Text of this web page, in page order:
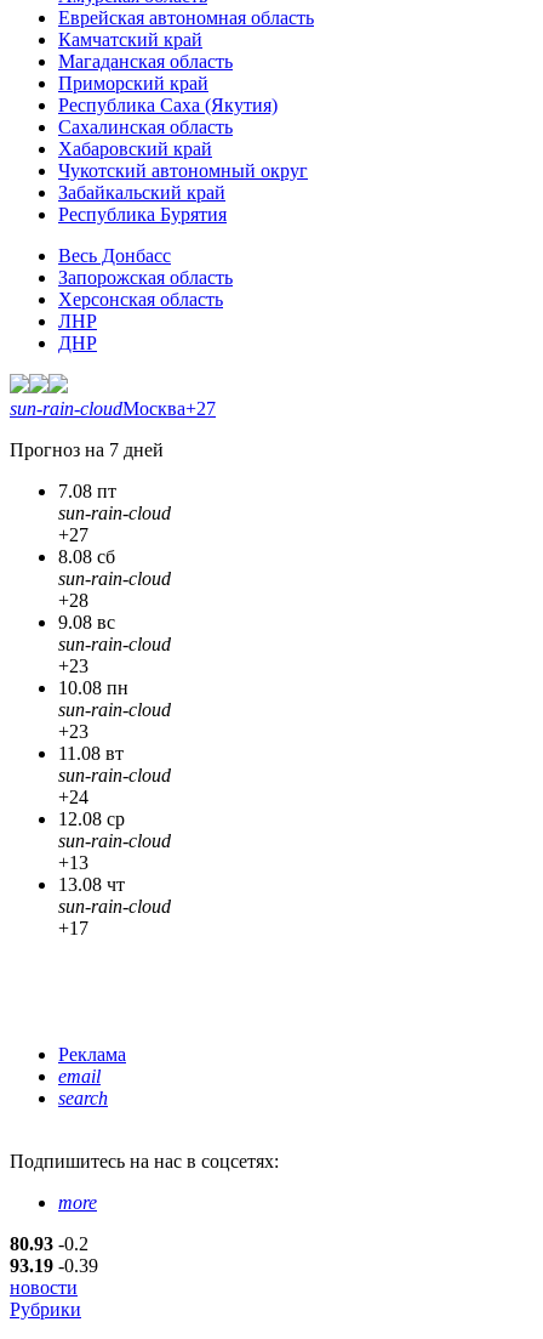
Еврейская автономная область
Камчатский край
Магаданская область
Приморский край
Республика Саха (Якутия)
Сахалинская область
Хабаровский край
Чукотский автономный округ
Забайкальский край
Республика Бурятия
Весь Донбасс
Запорожская область
Херсонская область
ЛНР
ДНР
sun-rain-cloudМосква+27
Прогноз на 7 дней
7.08 пт
sun-rain-cloud
+27
8.08 сб
sun-rain-cloud
+28
9.08 вс
sun-rain-cloud
+23
10.08 пн
sun-rain-cloud
+23
11.08 вт
sun-rain-cloud
+24
12.08 ср
sun-rain-cloud
+13
13.08 чт
sun-rain-cloud
+17
Реклама
email
search
Подпишитесь на нас в соцсетях:
more
80.93 -0.2
93.19 -0.39
новости
Рубрики